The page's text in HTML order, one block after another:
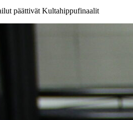
päättivät Kultahippufinaalit